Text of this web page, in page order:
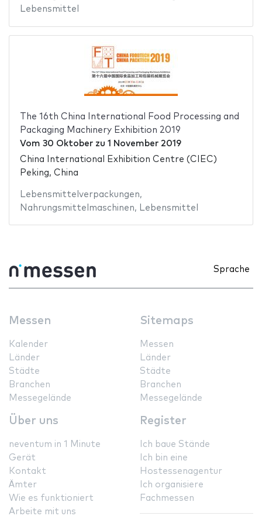
Lebensmittel
The 16th China International Food Processing and
Packaging Machinery Exhibition 2019
Vom 30 Oktoberzu 1 November 2019
China International Exhibition Centre (CIEC)
Peking, China
Lebensmittelverpackungen,
Nahrungsmittelmaschinen, Lebensmittel
Sprache
Messen
Kalender
Länder
Städte
Branchen
Messegelände
Sitemaps
Messen
Länder
Städte
Branchen
Messegelände
Über uns
neventum in 1 Minute
Gerät
Kontakt
Ämter
Wie es funktioniert
Arbeite mit uns
Register
Ich baue Stände
Ich bin eine
Hostessenagentur
Ich organisiere
Fachmessen